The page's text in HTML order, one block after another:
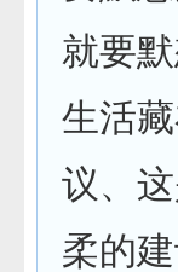
就要
生活
议、
柔的建